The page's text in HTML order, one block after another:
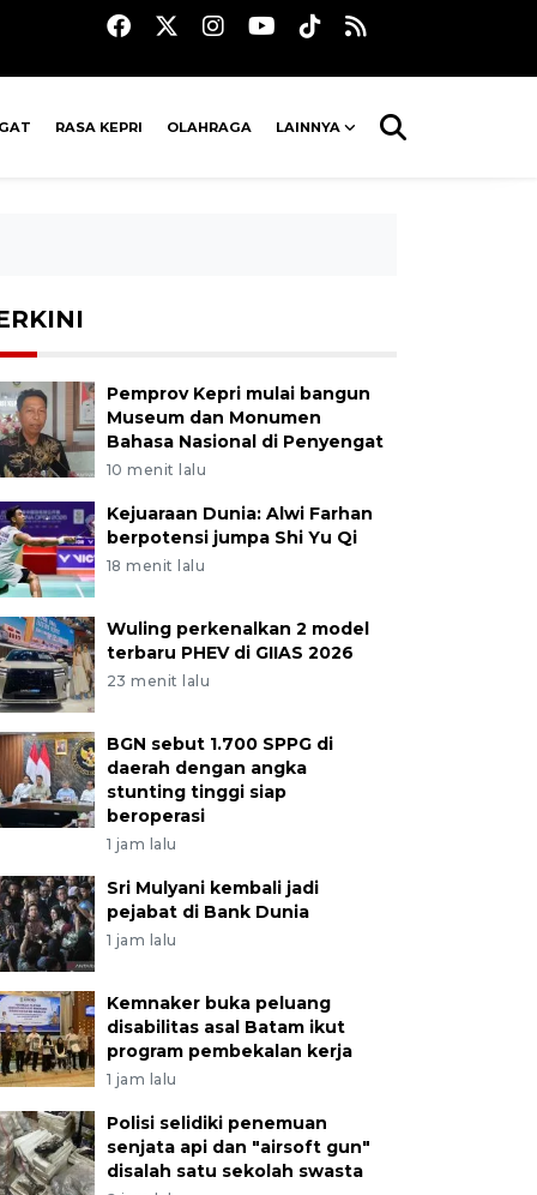
RASA KEPRI OLAHRAGA LAINNYA
Pemprov Kepri mulai bangun
Museum dan Monumen
Bahasa Nasional di Penyengat
10 menit lalu
Kejuaraan Dunia: Alwi Farhan
berpotensi jumpa Shi Yu Qi
18 menit lalu
Wuling perkenalkan 2 model
terbaru PHEV di GIIAS 2026
23 menit lalu
BGN sebut 1.700 SPPG di
daerah dengan angka
stunting tinggi siap
beroperasi
1 jam lalu
Sri Mulyani kembali jadi
pejabat di Bank Dunia
1 jam lalu
Kemnaker buka peluang
disabilitas asal Batam ikut
program pembekalan kerja
1 jam lalu
Polisi selidiki penemuan
senjata api dan "airsoft gun"
disalah satu sekolah swasta